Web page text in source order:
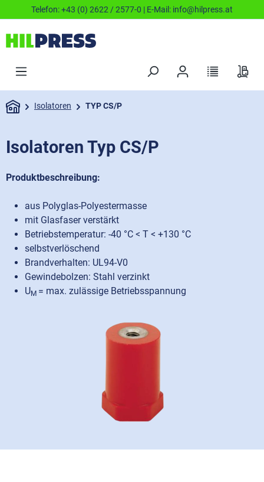
Telefon:+43 (0) 2622 / 2577-0 | E-Mail: info@hilpress.at
Isolatoren TYP CS/P
Isolatoren Typ CS/P
Produktbeschreibung:
aus Polyglas-Polyestermasse
mit Glasfaser verstärkt
Betriebstemperatur: -40 °C < T < +130 °C
selbstverlöschend
Brandverhalten: UL94-V0
Gewindebolzen: Stahl verzinkt
UM = max. zulässige Betriebsspannung